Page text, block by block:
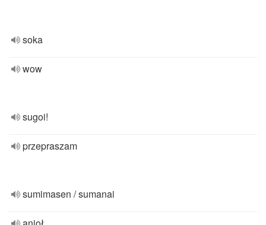
soka
wow
sugoi!
przepraszam
sumimasen / sumanai